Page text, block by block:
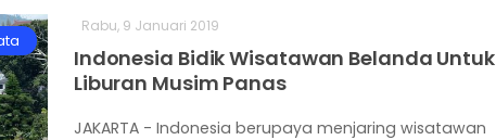
Rabu, 9 Januari 2019
Indonesia Bidik Wisatawan Belanda Untuk
Liburan Musim Panas
JAKARTA - Indonesia berupaya menjaring wisatawan